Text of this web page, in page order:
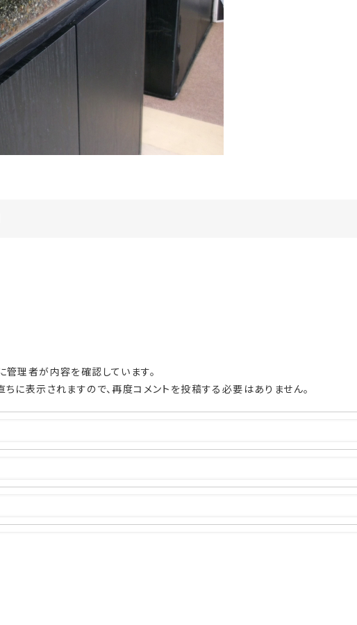
理者が内容を確認しています。
に表示されますので、再度コメントを投稿する必要はありません。